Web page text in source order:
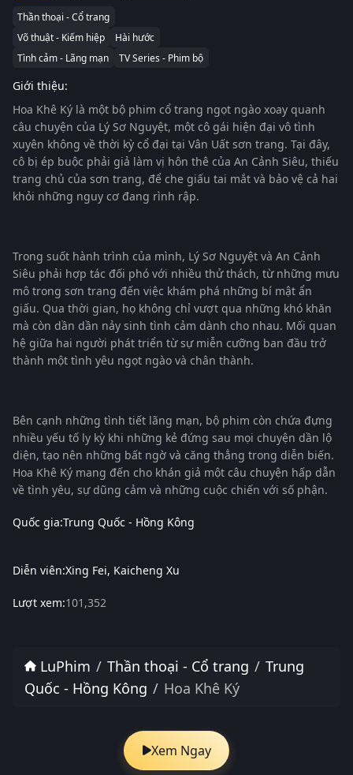
Thần thoại - Cổ trang
Võ thuật - Kiếm hiệp
Hài hước
Tình cảm - Lãng mạn
TV Series - Phim bộ
Giới thiệu:
Hoa Khê Ký là một bộ phim cổ trang ngọt ngào xoay quanh
câu chuyện của Lý Sơ Nguyệt, một cô gái hiện đại vô tình
xuyên không về thời kỳ cổ đại tại Vân Uất sơn trang. Tại đây,
cô bị ép buộc phải giả làm vị hôn thê của An Cảnh Siêu, thiếu
trang chủ của sơn trang, để che giấu tai mắt và bảo vệ cả hai
khỏi những nguy cơ đang rình rập.
Trong suốt hành trình của mình, Lý Sơ Nguyệt và An Cảnh
Siêu phải hợp tác đối phó với nhiều thử thách, từ những mưu
mô trong sơn trang đến việc khám phá những bí mật ẩn
giấu. Qua thời gian, họ không chỉ vượt qua những khó khăn
mà còn dần dần nảy sinh tình cảm dành cho nhau. Mối quan
hệ giữa hai người phát triển từ sự miễn cưỡng ban đầu trở
thành một tình yêu ngọt ngào và chân thành.
Bên cạnh những tình tiết lãng mạn, bộ phim còn chứa đựng
nhiều yếu tố ly kỳ khi những kẻ đứng sau mọi chuyện dần lộ
diện, tạo nên những bất ngờ và căng thẳng trong diễn biến.
Hoa Khê Ký mang đến cho khán giả một câu chuyện hấp dẫn
về tình yêu, sự dũng cảm và những cuộc chiến với số phận.
Quốc gia:Trung Quốc - Hồng Kông
Diễn viên:Xing Fei Kaicheng Xu
Lượt xem:101,352
LuPhim Thần thoại - Cổ trang
Trung
Quốc - Hồng Kông
Hoa Khê Ký
Xem Ngay